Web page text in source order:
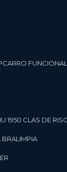
1950 CLAS DE
BRALIMPIA